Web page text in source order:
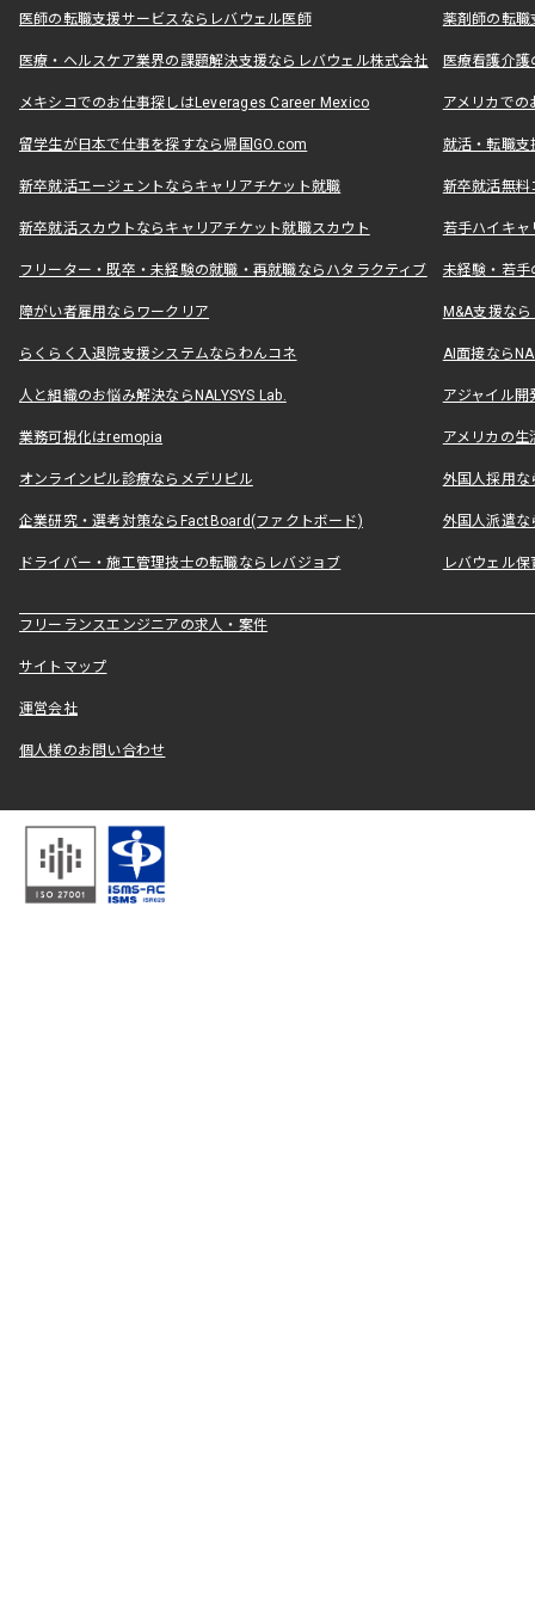
医師の転職支援サービスならレバウェル医師 薬剤師の転
医療・ヘルスケア業界の課題解決支援ならレバウェル株式会社 医療看護介
メキシコでのお仕事探しはLeverages Career Mexico アメリカで
留学生が日本で仕事を探すなら帰国GO.com 就活・転職
新卒就活エージェントならキャリアチケット就職 新卒就活無料
新卒就活スカウトならキャリアチケット就職スカウト 若手ハイキ
フリーター・既卒・未経験の就職・再就職ならハタラクティブ 未経験・若手
障がい者雇用ならワークリア M&A支援な
らくらく入退院支援システムならわんコネ AI面接なら
人と組織のお悩み解決ならNALYSYS Lab. アジャイル
業務可視化はremopia アメリカの
オンラインピル診療ならメデリピル 外国人採用
企業研究・選考対策ならFactBoard(ファクトボード) 外国人派遣な
ドライバー・施工管理技士の転職ならレバジョブ レバウェル
フリーランスエンジニアの求人・案件
サイトマップ
運営会社
個人様のお問い合わせ